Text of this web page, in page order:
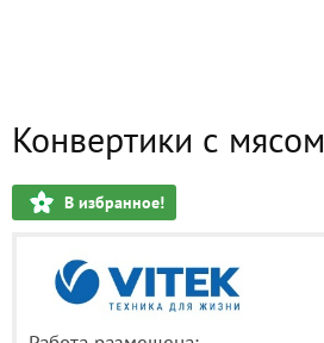
Конвертики с мясом
В избранное!